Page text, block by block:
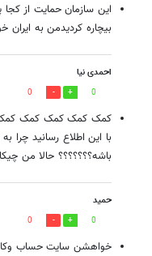
این سازمان حمایت از کجا
بیچاره کردیدمن به ایران
احمدی نیا
0
0
کمک کمک کمک کمک کمک
با این اطلاع رسانید چرا
باشه؟؟؟؟؟؟؟ حالا من
حمید
0
0
خواهشن سایت حساب